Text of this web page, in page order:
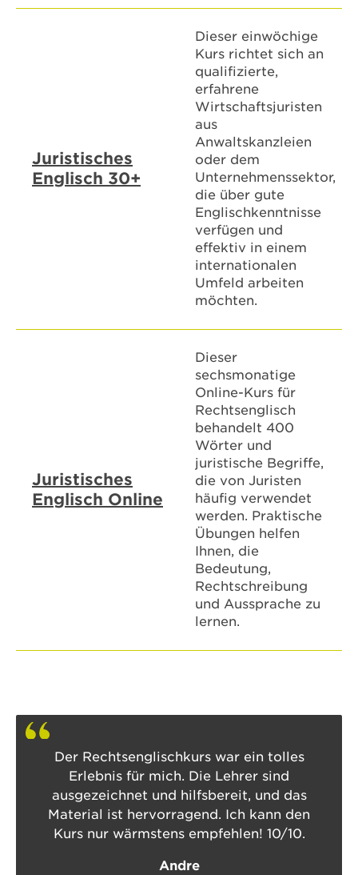
Juristisches
Englisch 30+
Dieser einwöchige
Kurs richtet sich an
qualifizierte,
erfahrene
Wirtschaftsjuristen
aus
Anwaltskanzleien
oder dem
Unternehmenssektor,
die über gute
Englischkenntnisse
verfügen und
effektiv in einem
internationalen
Umfeld arbeiten
möchten.
Juristisches
Englisch Online
Dieser
sechsmonatige
Online-Kurs für
Rechtsenglisch
behandelt 400
Wörter und
juristische Begriffe,
die von Juristen
häufig verwendet
werden. Praktische
Übungen helfen
Ihnen, die
Bedeutung,
Rechtschreibung
und Aussprache zu
lernen.
Der Rechtsenglischkurs war ein tolles
Erlebnis für mich. Die Lehrer sind
ausgezeichnet und hilfsbereit, und das
Material ist hervorragend. Ich kann den
Kurs nur wärmstens empfehlen! 10/10.
Andre